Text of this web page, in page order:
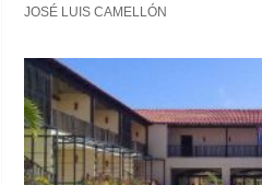
JOSÉ LUIS CAMELLÓN